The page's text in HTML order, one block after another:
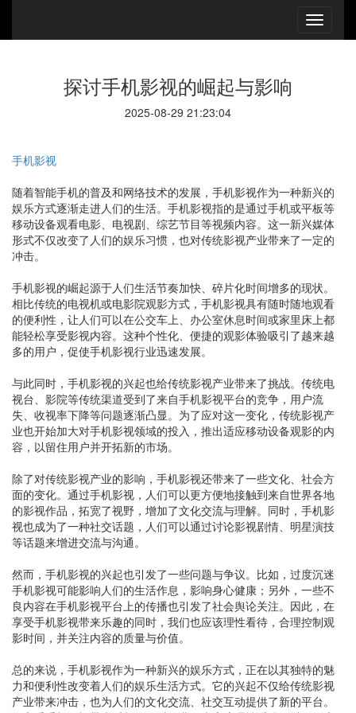
探讨手机影视的崛起与影响
2025-08-29 21:23:04
手机影视
随着智能手机的普及和网络技术的发展，手机影视作为一种新兴的
娱乐方式逐渐走进人们的生活。手机影视指的是通过手机或平板等
移动设备观看电影、电视剧、综艺节目等视频内容。这一新兴媒体
形式不仅改变了人们的娱乐习惯，也对传统影视产业带来了一定的
冲击。
手机影视的崛起源于人们生活节奏加快、碎片化时间增多的现状。
相比传统的电视机或电影院观影方式，手机影视具有随时随地观看
的便利性，让人们可以在公交车上、办公室休息时间或家里床上都
能轻松享受影视内容。这种个性化、便捷的观影体验吸引了越来越
多的用户，促使手机影视行业迅速发展。
与此同时，手机影视的兴起也给传统影视产业带来了挑战。传统电
视台、影院等传统渠道受到了来自手机影视平台的竞争，用户流
失、收视率下降等问题逐渐凸显。为了应对这一变化，传统影视产
业也开始加大对手机影视领域的投入，推出适应移动设备观影的内
容，以留住用户并开拓新的市场。
除了对传统影视产业的影响，手机影视还带来了一些文化、社会方
面的变化。通过手机影视，人们可以更方便地接触到来自世界各地
的影视作品，拓宽了视野，增加了文化交流与理解。同时，手机影
视也成为了一种社交话题，人们可以通过讨论影视剧情、明星演技
等话题来增进交流与沟通。
然而，手机影视的兴起也引发了一些问题与争议。比如，过度沉迷
手机影视可能影响人们的生活作息，影响身心健康；另外，一些不
良内容在手机影视平台上的传播也引发了社会舆论关注。因此，在
享受手机影视带来乐趣的同时，我们也应该理性看待，合理控制观
影时间，并关注内容的质量与价值。
总的来说，手机影视作为一种新兴的娱乐方式，正在以其独特的魅
力和便利性改变着人们的娱乐生活方式。它的兴起不仅给传统影视
产业带来冲击，也为人们的文化交流、社交互动提供了新的平台。